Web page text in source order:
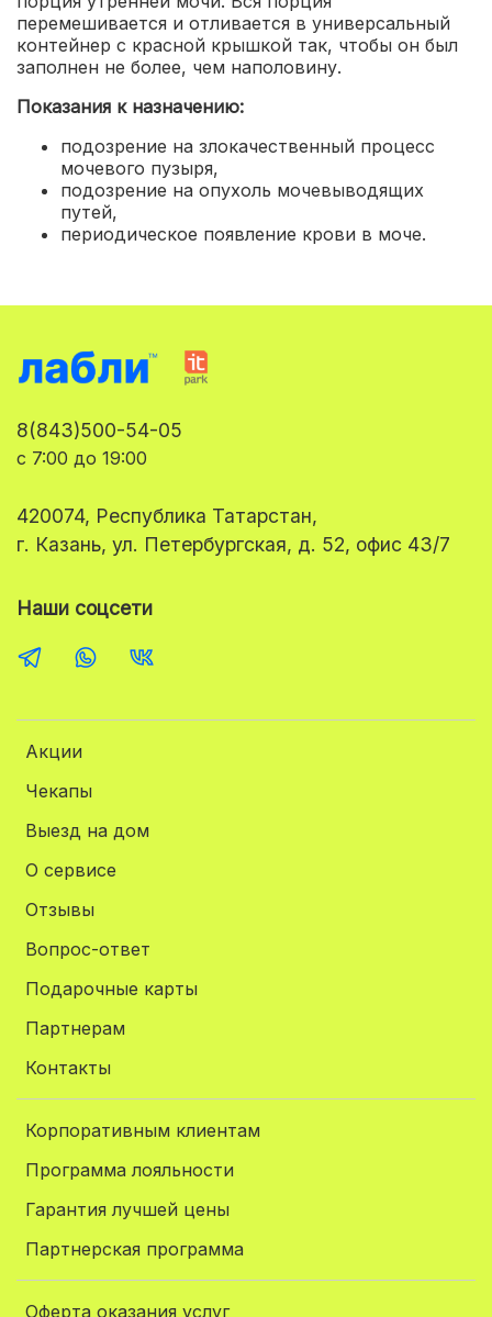
перемешивается и отливается в универсальный
контейнер с красной крышкой так, чтобы он был
заполнен не более, чем наполовину.
Показания к назначению:
подозрение на злокачественный процесс
мочевого пузыря,
подозрение на опухоль мочевыводящих
путей,
периодическое появление крови в моче.
Акции
Чекапы
Выезд на дом
О сервисе
Отзывы
Вопрос-ответ
Подарочные карты
Партнерам
Контакты
Корпоративным клиентам
Программа лояльности
Гарантия лучшей цены
Партнерская программа
Оферта оказания услуг
8(843)500-54-05
с 7:00 до 19:00
420074, Республика Татарстан,
г. Казань, ул. Петербургская, д. 52, офис 43/7
Наши соцсети